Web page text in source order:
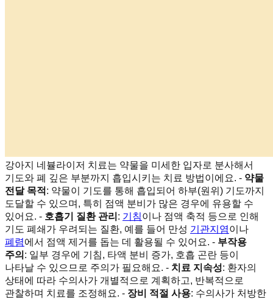
강아지 네뷸라이저 치료는 약물을 미세한 입자로 분사해서
기도와 폐 깊은 부분까지 흡입시키는 치료 방법이에요. - 약물
전달 목적 : 약물이 기도를 통해 흡입되어 하부(원위) 기도까지
도달할 수 있으며, 특히 점액 분비가 많은 경우에 유용할 수
있어요. - 호흡기 질환 관리 : 기침이나 점액 축적 등으로 인해
기도 폐쇄가 우려되는 질환, 예를 들어 만성 기관지염이나
폐렴에서 점액 제거를 돕는 데 활용될 수 있어요. - 부작용
주의 : 일부 경우에 기침, 타액 분비 증가, 호흡 곤란 등이
나타날 수 있으므로 주의가 필요해요. - 치료 지속성: 환자의
상태에 따라 수의사가 개별적으로 계획하고, 반복적으로
관찰하며 치료를 조정해요. - 장비 적절 사용: 수의사가 처방한